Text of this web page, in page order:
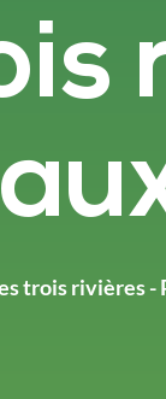
trois rivières -